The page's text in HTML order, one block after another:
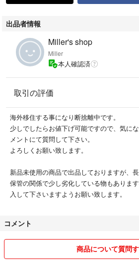
出品者情報
Miller's shop
Miller
本人確認済
取引の評価
海外移住する事になり断捨離中です。
少しでしたらお値下げ可能ですので、気に
メントにて質問して下さい。
よろしくお願い致します。
新品未使用の商品で出品しておりますが、
保管の関係で少し劣化している物もありま
入して下さいますようお願い致します。
コメント
商品について質問